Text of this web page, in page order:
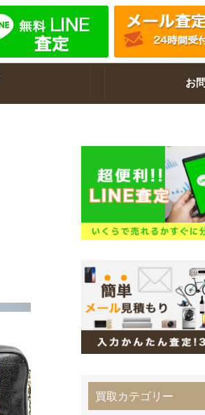
お
買取カテゴリー